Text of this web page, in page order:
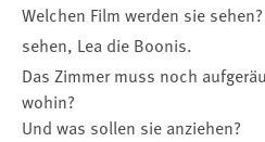
Welchen Film werden sie sehen?
sehen, Lea die Boonis.
Das Zimmer muss noch
wohin?
Und was sollen sie anziehen?